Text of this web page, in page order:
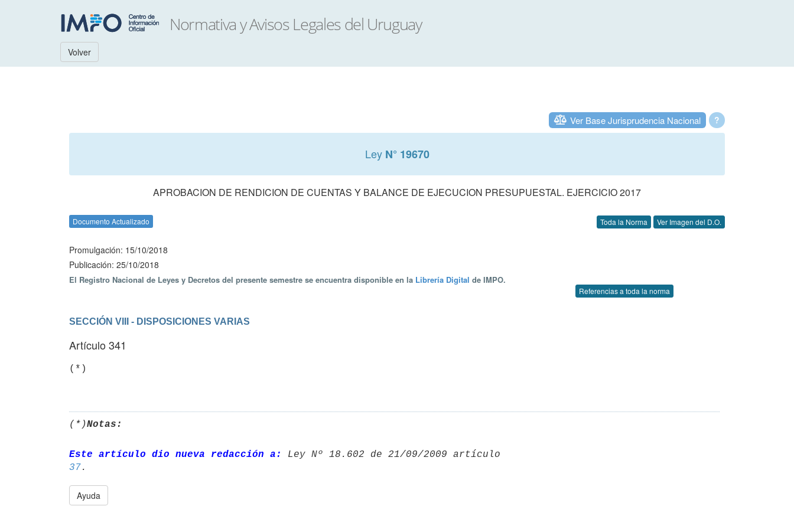
Volver
?
Ver Base Jurisprudencia Nacional
Ley N° 19670
APROBACION DE RENDICION DE CUENTAS Y BALANCE DE EJECUCION PRESUPUESTAL. EJERCICIO 2017
Documento Actualizado Toda la Norma Ver Imagen del D.O.
Promulgación: 15/10/2018
Publicación: 25/10/2018
El Registro Nacional de Leyes y Decretos del presente semestre se encuentra disponible en la Librería Digital de IMPO.
Referencias a toda la norma
SECCIÓN VIII - DISPOSICIONES VARIAS
Artículo 341
(*)
(*)Notas:
Este artículo dio nueva redacción a:
37
Ayuda